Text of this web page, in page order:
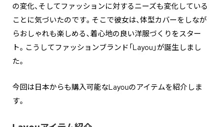
の変化、そしてファッションに対するニーズも変化している
ことに気づいたのです。そこで彼女は、体型カバーをしなが
らおしゃれも楽しめる、着心地の良い洋服づくりをスター
ト。こうしてファッションブランド「Layou」が誕生しまし
た。
今回は日本からも購入可能なLayouのアイテムを紹介しま
す。